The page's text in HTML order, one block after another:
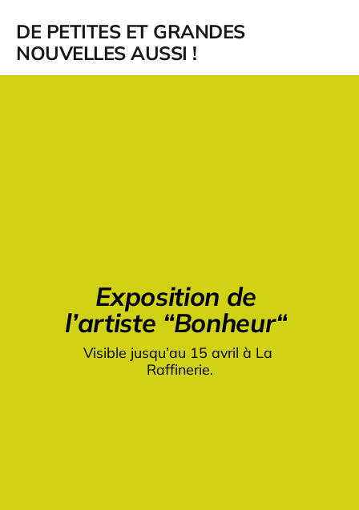
DE PETITES ET GRANDES
NOUVELLES AUSSI !
Exposition de
l’artiste “Bonheur“
Visible jusqu’au 15 avril à La
Raffinerie.